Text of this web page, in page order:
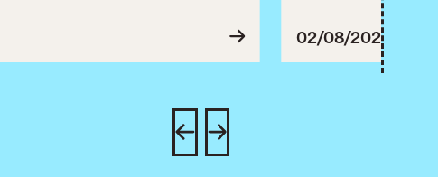
astăzi cu o
culturale
împreună
02/08/2026